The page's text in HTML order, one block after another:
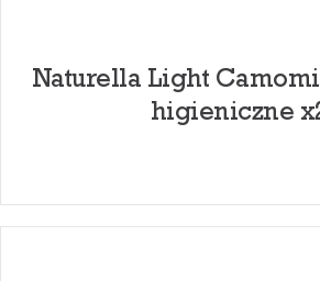
Naturella Light
higieniczne